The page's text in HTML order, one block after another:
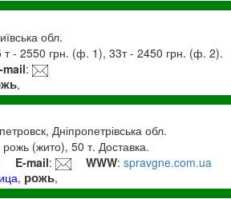
обл.
- 2550 грн. (ф. 1), 33т - 2450 грн. (ф. 2).
mail:
,
Дніпропетрівська обл.
(жито), 50 т. Доставка.
E-mail: WWW:spravgne.com.ua
, рожь,